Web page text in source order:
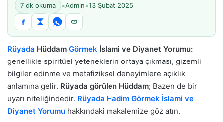
7 dk okuma •Admin•13 Şubat 2025
Rüyada Hüddam Görmek İslami ve Diyanet Yorumu:
genellikle spiritüel yeteneklerin ortaya çıkması, gizemli
bilgiler edinme ve metafiziksel deneyimlere açıklık
anlamına gelir. Rüyada görülen Hüddam; Bazen de bir
uyarı niteliğindedir. Rüyada Hadim Görmek İslami ve
Diyanet Yorumu hakkındaki makalemize göz atın.